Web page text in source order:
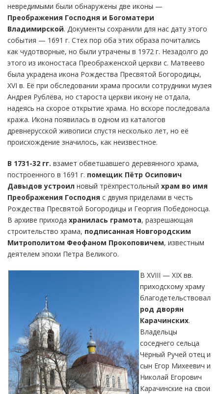
невредимыми были обнаружены две иконы —
Преображения Господня и Богоматери
Владимирской. Документы сохранили для нас дату этого
события — 1691 г. Стех пор оба этих образа почитались
как чудотворные, но были утрачены в 1972 г. Незадолго до
этого из иконостаса Преображенской церкви с. Матвеево
была украдена икона Рождества Пресвятой Богородицы,
XVI в. Её при обследовании храма просили сотрудники музея
Андрея Рублёва, но староста церкви икону не отдала,
надеясь на скорое открытие храма. Но вскоре последовала
кража. Икона появилась в одном из каталогов
древнерусской живописи спустя несколько лет, но её
происхождение значилось, как неизвестное.
В 1731-32 гг. взамет обветшавшего деревянного храма,
построенного в 1691 г. помещик Пётр Осипович
Давыдов устроил новый трёхпрестольный храм во имя
Преображения Господня с двумя приделами в честь
Рождества Пресвятой Богородицы и Георгия Победоносца.
В архиве прихода хранилась грамота, разрешающая
строительство храма, подписанная Новгородским
Митрополитом Феофаном Прокоповичем, известным
деятелем эпохи Петра Великого.
В XVIII — XIX вв.
приходскому храму
благодетельствовал
род дворян
Карачинских.
Владельцы
соседнего сельца
Чёрный Ручей отец и
сын Егор Михеевич и
Николай Егорович
Карачинские на свои